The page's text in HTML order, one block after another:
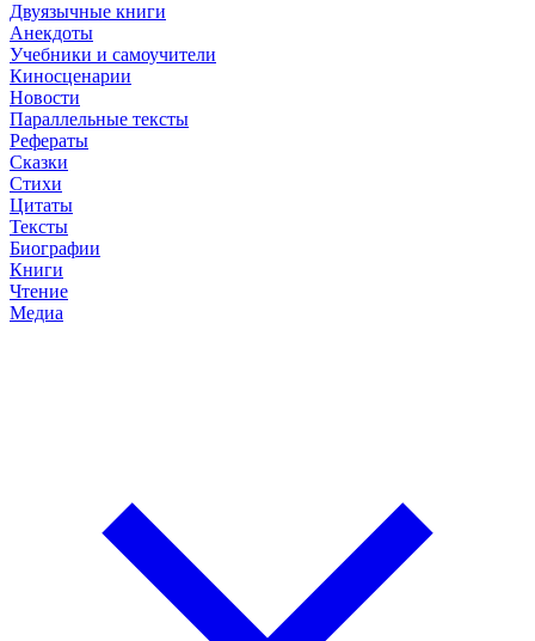
Двуязычные книги
Анекдоты
Учебники и самоучители
Киносценарии
Новости
Параллельные тексты
Рефераты
Сказки
Стихи
Цитаты
Тексты
Биографии
Книги
Чтение
Медиа